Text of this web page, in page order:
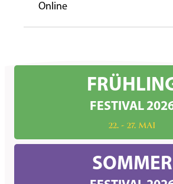
Online
FESTIVAL
22. - 27. MAI
SOMMER